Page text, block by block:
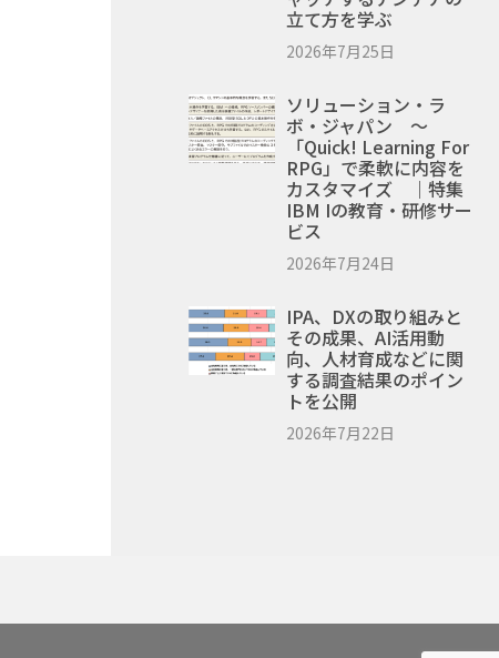
立て方を学ぶ
2026年7月25日
ソリューション・ラ
ボ・ジャパン ～
「Quick! Learning For
RPG」で柔軟に内容を
カスタマイズ ｜特集
IBM Iの教育・研修サー
ビス
2026年7月24日
IPA、DXの取り組みと
その成果、AI活用動
向、人材育成などに関
する調査結果のポイン
トを公開
2026年7月22日